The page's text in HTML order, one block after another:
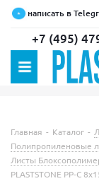
написать в
+7 (495)
Главная - Каталог -
Полипропиленовые
Листы
PLASTSTONE PP-C